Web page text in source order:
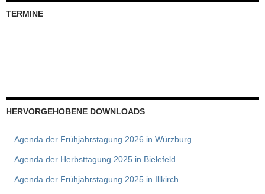
TERMINE
HERVORGEHOBENE DOWNLOADS
Agenda der Frühjahrstagung 2026 in Würzburg
Agenda der Herbsttagung 2025 in Bielefeld
Agenda der Frühjahrstagung 2025 in Illkirch